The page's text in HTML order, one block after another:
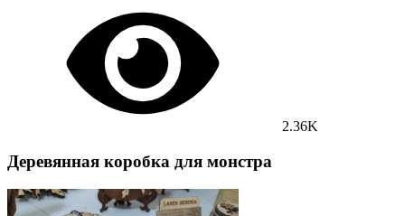
2.36K
Деревянная коробка для монстра